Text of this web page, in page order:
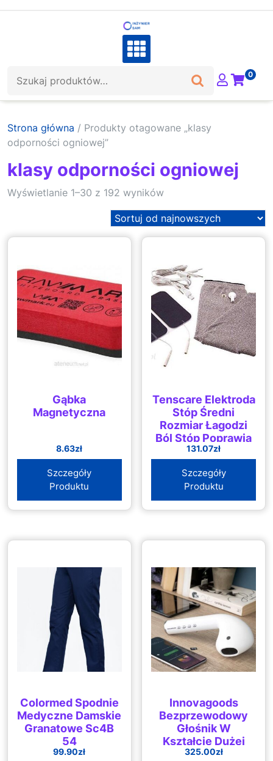
0
Strona główna / Produkty otagowane „klasy
odporności ogniowej”
klasy odporności ogniowej
Wyświetlanie 1–30 z 192 wynikówSorted
latest
Gąbka
Magnetyczna
8.63zł
Szczegóły
Produktu
Tenscare Elektroda
Stóp Średni
Rozmiar Łagodzi
Ból Stóp Poprawia
Krążenie Krwi I
Ruchliwość
(Zastosowanie Z
Urządzeniem Tens)
131.07zł
Szczegóły
Produktu
Colormed Spodnie
Medyczne Damskie
Granatowe Sc4B
54
99.90zł
Innovagoods
Bezprzewodowy
Głośnik W
Kształcie Dużej
Słuchawki Funsker
325.00zł